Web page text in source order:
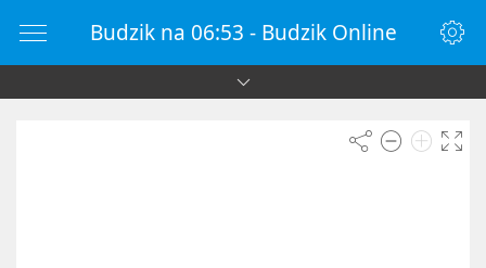
Budzik na 06:53 - Budzik Online